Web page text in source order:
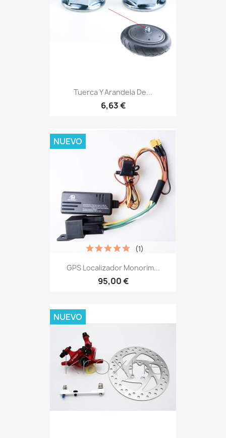
Tuerca Y Arandela De...
6,63 €
GPS Localizador Monorim...
95,00 €
(1)
NUEVO
NUEVO